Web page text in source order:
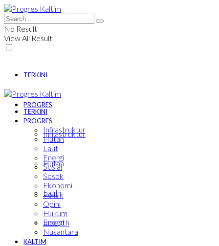
No Result
View All Result
TERKINI
PROGRES
Infrastruktur
Hutan
Laut
Energi
TERKINI
PROGRES
Infrastruktur
Hutan
Laut
Energi
Sosial
Sosok
Ekonomi
Politik
Opini
Hukum
Indepth
Nusantara
KALTIM